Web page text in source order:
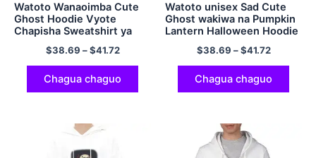
Watoto Wanaoimba Cute
Ghost Hoodie Vyote
Chapisha Sweatshirt ya
Halloween yenye kofia ya
Polyester Pullover Hoodie
$38.69 –$41.72
Chagua chaguo
Watoto unisex Sad Cute
Ghost wakiwa na Pumpkin
Lantern Halloween Hoodie
Polyester Pullover Hoodie
$38.69 –$41.72
Chagua chaguo